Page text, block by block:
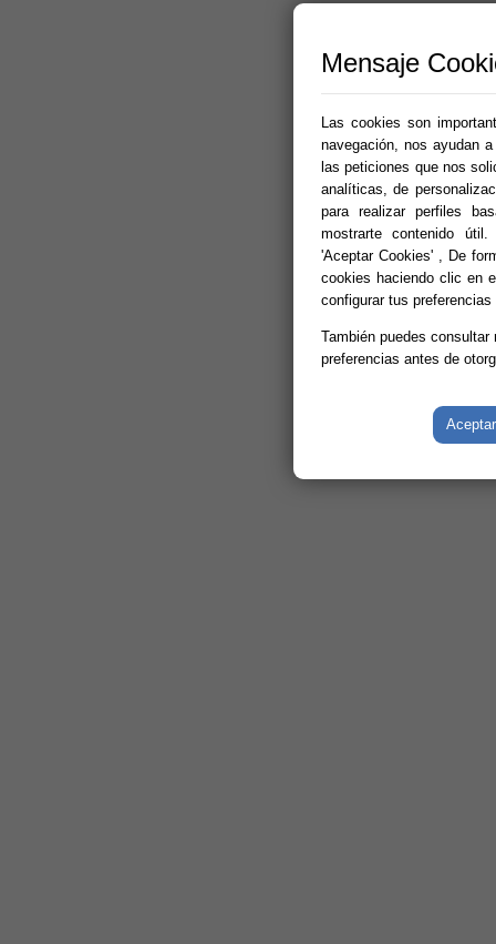
Mensaje
Las cookies son
navegación, nos ayudan
las peticiones que nos
analíticas, de
para realizar perfiles
mostrarte contenido
'Aceptar Cookies' , De
cookies haciendo clic en
configurar tus
También puedes
preferencias antes de